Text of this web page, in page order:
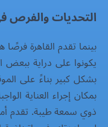
التحديات والفرص
بينما تقدم القاهرة
يكونوا على دراية
بشكل كبير بناءً على
بمكان إجراء العناية
ذوي سمعة طيبة. تقدم